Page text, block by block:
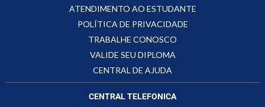
ATENDIMENTO AO ESTUDANTE
POLÍTICA DE PRIVACIDADE
TRABALHE CONOSCO
VALIDE SEU DIPLOMA
CENTRAL DE AJUDA
CENTRAL TELEFONICA